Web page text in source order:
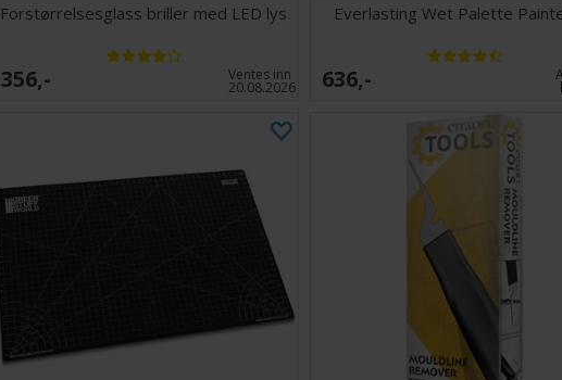
Forstørrelsesglass briller med LED lys
356,- Ventes inn
20.08.2026
Everlasting Wet Palette
636,-